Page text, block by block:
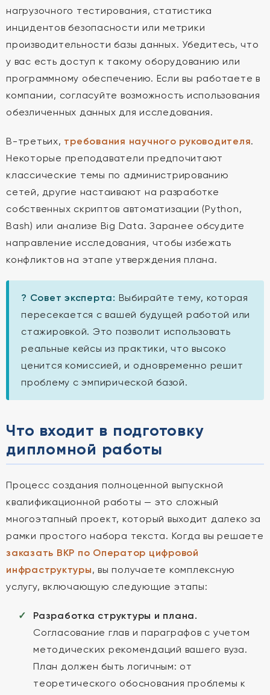
нагрузочного тестирования, статистика
инцидентов безопасности или метрики
производительности базы данных. Убедитесь, что
у вас есть доступ к такому оборудованию или
программному обеспечению. Если вы работаете в
компании, согласуйте возможность использования
обезличенных данных для исследования.
В-третьих, требования научного руководителя.
Некоторые преподаватели предпочитают
классические темы по администрированию
сетей, другие настаивают на разработке
собственных скриптов автоматизации (Python,
Bash) или анализе Big Data. Заранее обсудите
направление исследования, чтобы избежать
конфликтов на этапе утверждения плана.
? Совет эксперта: Выбирайте тему, которая
пересекается с вашей будущей работой или
стажировкой. Это позволит использовать
реальные кейсы из практики, что высоко
ценится комиссией, и одновременно решит
проблему с эмпирической базой.
Что входит в подготовку
дипломной работы
Процесс создания полноценной выпускной
квалификационной работы — это сложный
многоэтапный проект, который выходит далеко за
рамки простого набора текста. Когда вы решаете
заказать ВКР по Оператор цифровой
инфраструктуры, вы получаете комплексную
услугу, включающую следующие этапы:
Разработка структуры и плана.
Согласование глав и параграфов с учетом
методических рекомендаций вашего вуза.
План должен быть логичным: от
теоретического обоснования проблемы к